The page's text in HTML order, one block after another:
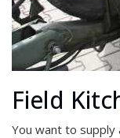
Field
You want to